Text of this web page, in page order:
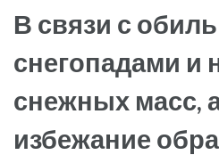
В связи с
снегопадами и
снежных масс,
избежание